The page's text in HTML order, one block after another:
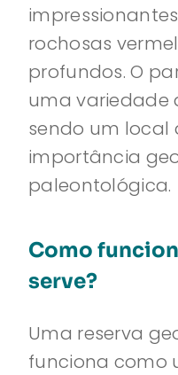
rochosas
profundos. O
uma variedade
sendo um local
importância
paleontológica.
Como
serve?
Uma reserva
funciona como